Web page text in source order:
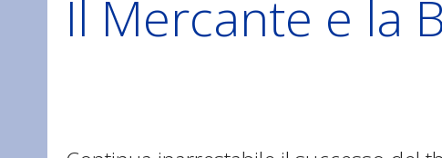
Il Mercante e la